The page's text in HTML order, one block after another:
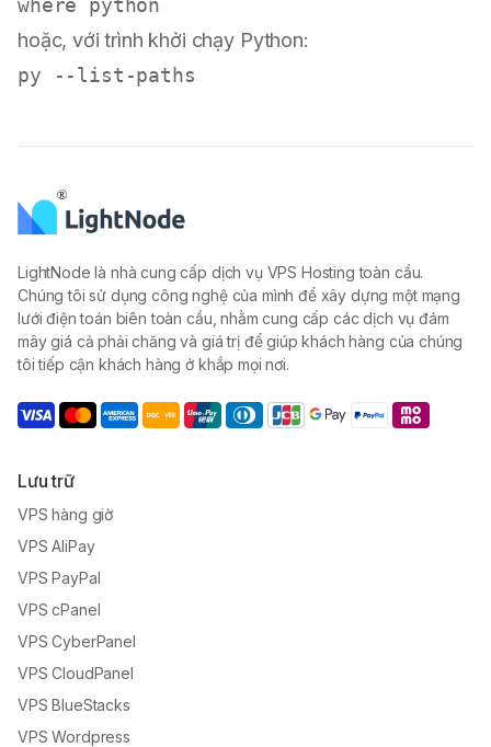
hoặc, với trình khởi chạy Python:
LightNode là nhà cung cấp dịch vụ VPS Hosting toàn cầu.
Chúng tôi sử dụng công nghệ của mình để xây dựng một mạng
lưới điện toán biên toàn cầu, nhằm cung cấp các dịch vụ đám
mây giá cả phải chăng và giá trị để giúp khách hàng của chúng
tôi tiếp cận khách hàng ở khắp mọi nơi.
Lưu trữ
VPS hàng giờ
VPS AliPay
VPS PayPal
VPS cPanel
VPS CyberPanel
VPS CloudPanel
VPS BlueStacks
VPS Wordpress